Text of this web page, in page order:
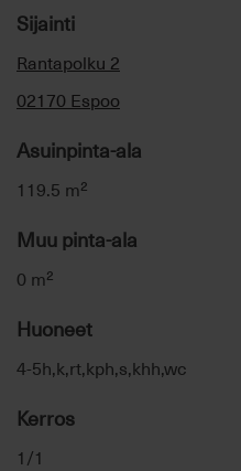
Sijainti
Rantapolku 2
02170 Espoo
Asuinpinta-ala
119.5 m²
Muu pinta-ala
0 m²
Huoneet
4-5h,k,rt,kph,s,khh,wc
Kerros
1/1